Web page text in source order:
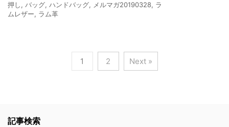
押し, バッグ, ハンドバッグ, メルマガ20190328, ラ
ムレザー, ラム革
1 2 Next »
記事検索